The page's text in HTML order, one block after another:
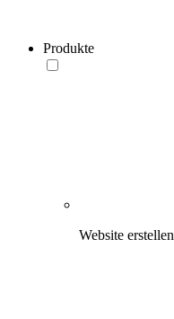
Produkte
Website erstellen